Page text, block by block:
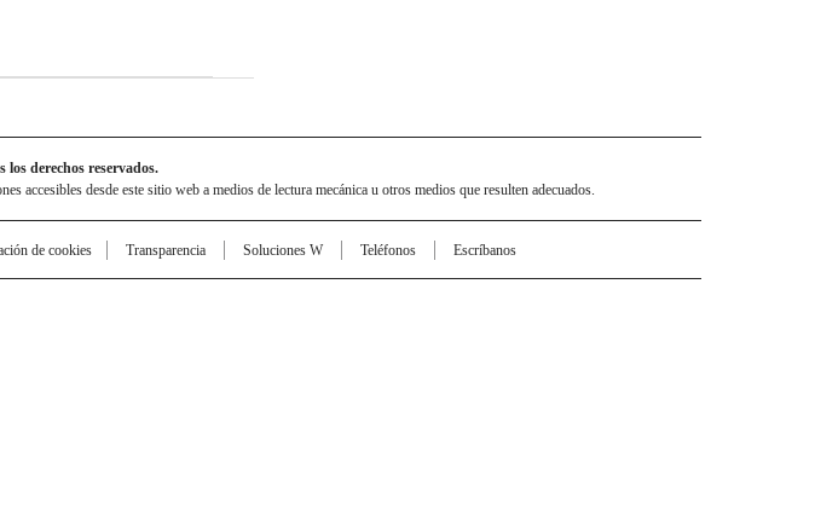
derechos reservados.
accesibles desde este sitio web a medios de lectura mecánica u otros medios que resulten adecuados.
de cookies Transparencia Soluciones W Teléfonos Escríbanos